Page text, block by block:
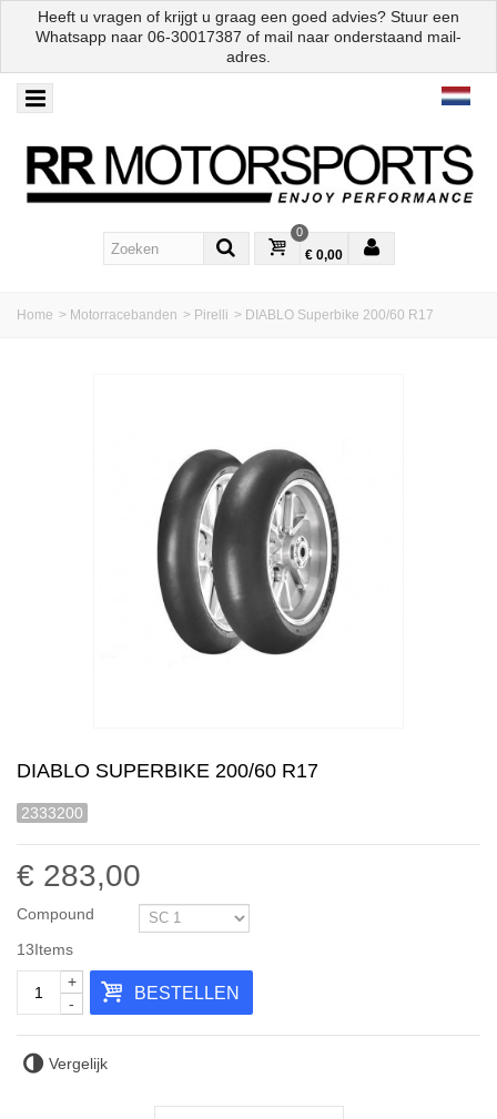
Heeft u vragen of krijgt u graag een goed advies? Stuur een
Whatsapp naar 06-30017387 of mail naar onderstaand mail-
adres.
0
€ 0,00
Home > Motorracebanden > Pirelli > DIABLO Superbike 200/60 R17
DIABLO SUPERBIKE 200/60 R17
2333200
€ 283,00
Compound
13Items
-
+
BESTELLEN
Vergelijk